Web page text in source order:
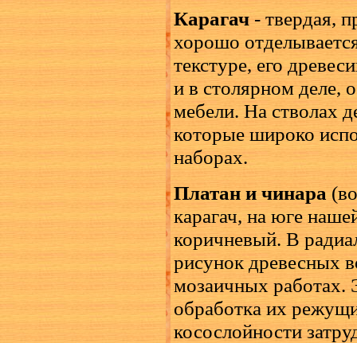
Карагач- твердая,
хорошо
текстуре, его
и в столярном деле,
мебели. На стволах
которые широко
наборах.
Платан и чинара
карагач, на юге
коричневый. В
рисунок древесных
мозаичных работах.
обработка их
косослойности